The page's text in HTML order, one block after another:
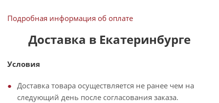
Подробная информация об оплате
Доставка в Екатеринбурге
Условия
Доставка товара осуществляется не ранее чем на
следующий день после согласования заказа.